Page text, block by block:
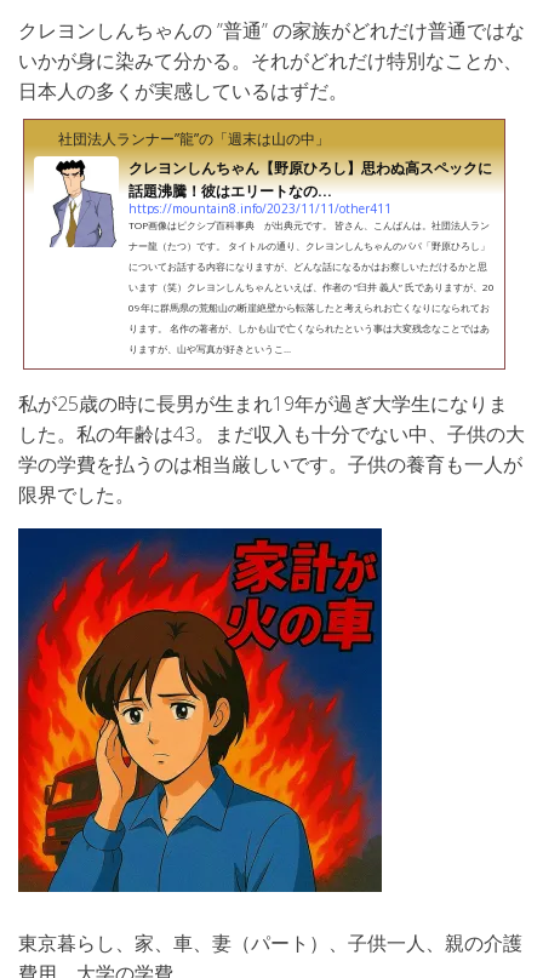
クレヨンしんちゃんの ”普通” の家族がどれだけ普通ではな
いかが身に染みて分かる。それがどれだけ特別なことか、
日本人の多くが実感しているはずだ。
社団法人ランナー”龍”の「週末は山の中」
クレヨンしんちゃん【野原ひろし】思わぬ高スペックに
話題沸騰！彼はエリートなの...
https://mountain8.info/2023/11/11/other411
TOP画像はピクシブ百科事典 が出典元です。 皆さん、こんばんは。社団法人ラン
ナー龍（たつ）です。 タイトルの通り、クレヨンしんちゃんのパパ「野原ひろし」
についてお話する内容になりますが、どんな話になるかはお察しいただけるかと思
います（笑）クレヨンしんちゃんといえば、作者の ”臼井 義人” 氏でありますが、20
09年に群馬県の荒船山の断崖絶壁から転落したと考えられお亡くなりになられてお
ります。 名作の著者が、しかも山で亡くなられたという事は大変残念なことではあ
りますが、山や写真が好きというこ...
私が25歳の時に長男が生まれ19年が過ぎ大学生になりま
した。私の年齢は43。まだ収入も十分でない中、子供の大
学の学費を払うのは相当厳しいです。子供の養育も一人が
限界でした。
東京暮らし、家、車、妻（パート）、子供一人、親の介護